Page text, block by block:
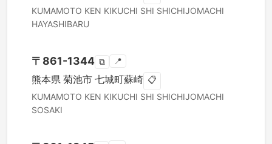
KUMAMOTO KEN KIKUCHI SHI SHICHIJOMACHI
HAYASHIBARU
〒 861-1344 ⧉ 📍
熊本県 菊池市 七城町蘇崎 📋
KUMAMOTO KEN KIKUCHI SHI SHICHIJOMACHI
SOSAKI